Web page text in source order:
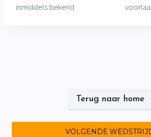
inmiddels bekend
Terug naar home
VOLGENDE